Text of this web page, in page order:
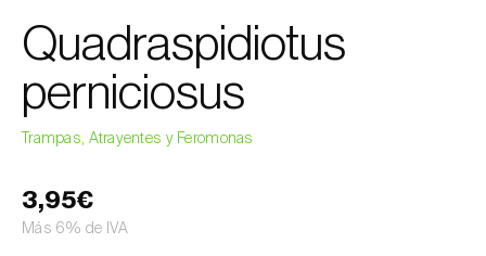
Quadraspidiotus
perniciosus
Trampas, Atrayentes y Feromonas
3,95€
Más 6% de IVA